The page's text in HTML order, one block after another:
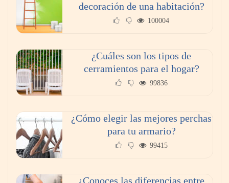
decoración de una habitación?
100004
¿Cuáles son los tipos de
cerramientos para el hogar?
99836
¿Cómo elegir las mejores perchas
para tu armario?
99415
¿Conoces las diferencias entre